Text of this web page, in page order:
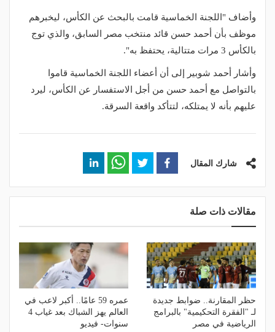
وأضاف "اللجنة الخماسية قامت بالبحث عن الكأس، ليخبرهم
موظف بأن أحمد حسن قائد منتخب مصر السابق، والذي توج
بالكأس 3 مرات متتالية، يحتفظ به".
وأشار أحمد شوبير إلى أن أعضاء اللجنة الخماسية قاموا
بالتواصل مع أحمد حسن من أجل الاستفسار عن الكأس، ليرد
عليهم بأنه لا يمتلكه، لتتأكد واقعة السرقة.
شارك المقال
مقالات ذات صلة
حظر المقارنة.. ضوابط جديدة
لـ "الفقرة التحكيمية" بالبرامج
الرياضية في مصر
عمره 59 عامًا.. أكبر لاعب في
العالم يهز الشباك بعد غياب 4
سنوات- فيديو